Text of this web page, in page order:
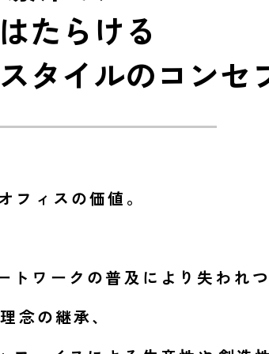
たらける
タイルのコンセ
フィスの価値。
トワークの普及により失われ
理念の継承、